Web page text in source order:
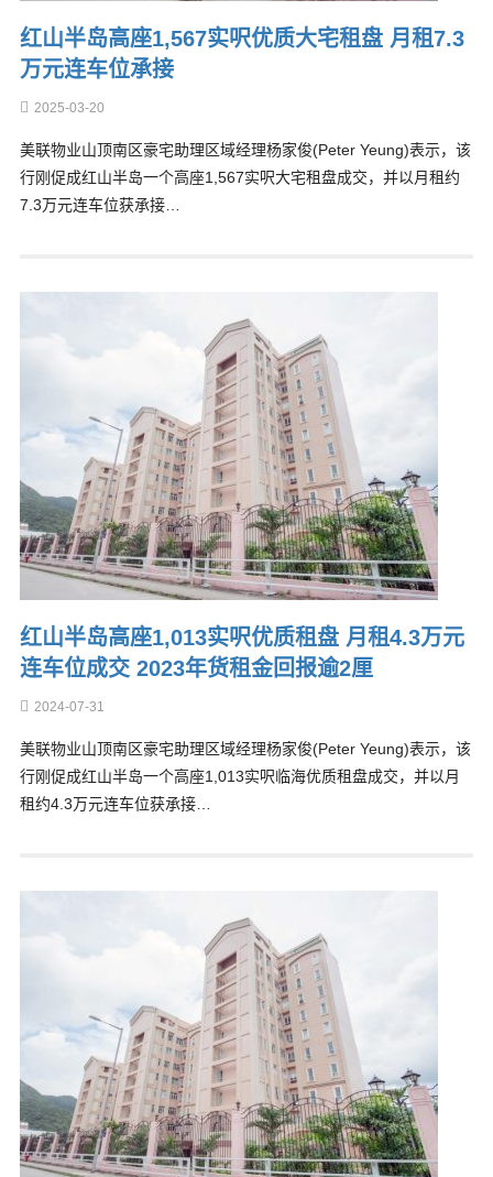
红山半岛高座1,567实呎优质大宅租盘 月租7.3
万元连车位承接
2025-03-20
美联物业山顶南区豪宅助理区域经理杨家俊(Peter Yeung)表示，该
行刚促成红山半岛一个高座1,567实呎大宅租盘成交，并以月租约
7.3万元连车位获承接…
红山半岛高座1,013实呎优质租盘 月租4.3万元
连车位成交 2023年货租金回报逾2厘
2024-07-31
美联物业山顶南区豪宅助理区域经理杨家俊(Peter Yeung)表示，该
行刚促成红山半岛一个高座1,013实呎临海优质租盘成交，并以月
租约4.3万元连车位获承接…